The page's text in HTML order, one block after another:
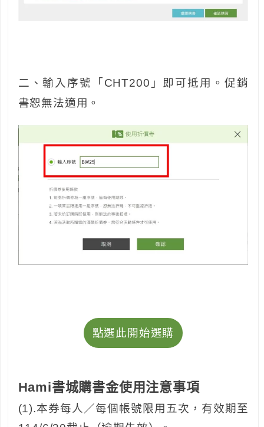
二、輸入序號「CHT200」即可抵用。促銷
書恕無法適用。
點選此開始選購
Hami書城購書金使用注意事項
(1).本券每人／每個帳號限用五次，有效期至